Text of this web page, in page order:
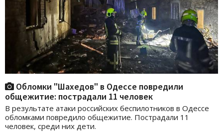
Обломки "Шахедов" в Одессе повредили
общежитие: пострадали 11 человек
В результате атаки российских беспилотников в Одессе
обломками повредило общежитие. Пострадали 11
человек, среди них дети.